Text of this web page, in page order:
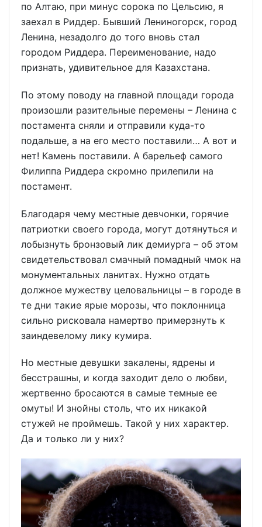
по Алтаю, при минус сорока по Цельсию, я
заехал в Риддер. Бывший Лениногорск, город
Ленина, незадолго до того вновь стал
городом Риддера. Переименование, надо
признать, удивительное для Казахстана.
По этому поводу на главной площади города
произошли разительные перемены – Ленина с
постамента сняли и отправили куда-то
подальше, а на его место поставили… А вот и
нет! Камень поставили. А барельеф самого
Филиппа Риддера скромно прилепили на
постамент.
Благодаря чему местные девчонки, горячие
патриотки своего города, могут дотянуться и
лобызнуть бронзовый лик демиурга – об этом
свидетельствовал смачный помадный чмок на
монументальных ланитах. Нужно отдать
должное мужеству целовальницы – в городе в
те дни такие ярые морозы, что поклонница
сильно рисковала намертво примерзнуть к
заиндевелому лику кумира.
Но местные девушки закалены, ядрены и
бесстрашны, и когда заходит дело о любви,
жертвенно бросаются в самые темные ее
омуты! И знойны столь, что их никакой
стужей не проймешь. Такой у них характер.
Да и только ли у них?